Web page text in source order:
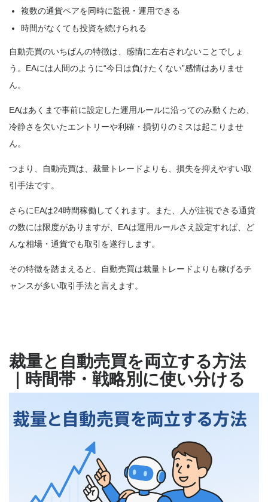
複数の通貨ペアを同時に監視・運用できる
時間がなくても投資を続けられる
自動売買のいちばんの特徴は、感情に左右されないことでしょ
う。EAには人間のように“今日は負けたくない”感情はありませ
ん。
EAはあくまで事前に設定した運用ルールに沿ってのみ動くため、
冷静さを欠いたエントリーや利確・損切りのミスは起こりませ
ん。
つまり、
自動売買は、裁量トレードよりも、損失を抑えやすい取
引手法です。
さらにEAは24時間稼働してくれます。また、人が注視できる通貨
の数には限度がありますが、EAは運用ルールさえ設定すれば、ど
んな相場・通貨でも取引を遂行します。
その特徴を踏まえると、自動売買は裁量トレードよりも稼げるチ
ャンスが多い取引手法と言えます。
裁量と自動売買を両立する方法
｜時間帯・戦略別に使い分ける